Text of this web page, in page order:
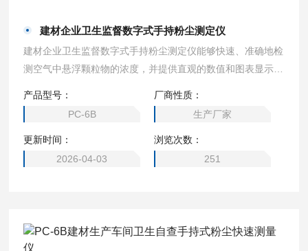
建材企业卫生监督数字式手持粉尘测定仪
建材企业卫生监督数字式手持粉尘测定仪能够快速、准确地检
测空气中悬浮颗粒物的浓度，并提供直观的数值和图表显示。
松携带与使用，快速响应潜在的粉尘危害。
产品型号：
PC-6B
厂商性质：
生产厂家
更新时间：
2026-04-03
浏览次数：
251